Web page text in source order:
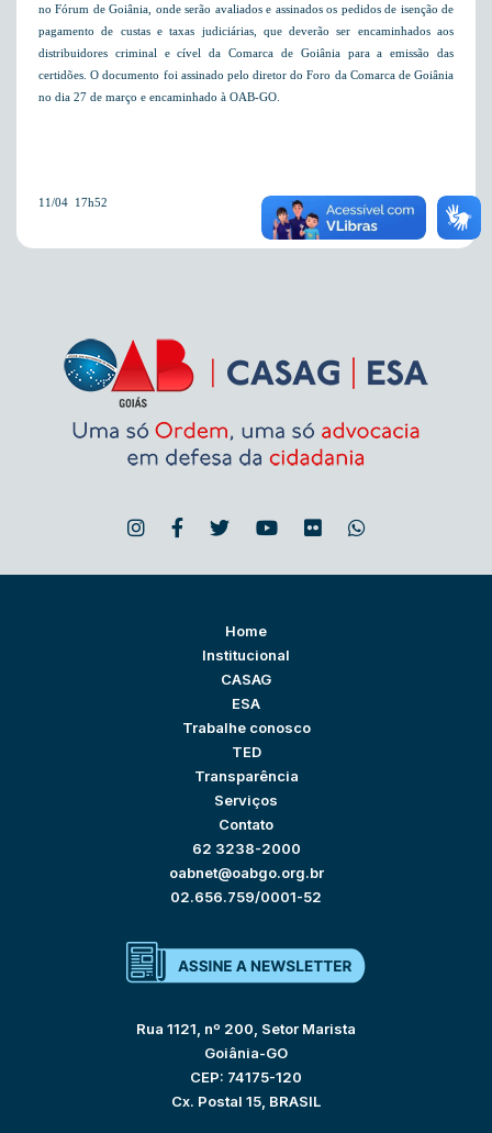
no Fórum de Goiânia, onde serão avaliados e assinados os pedidos de isenção de
pagamento de custas e taxas judiciárias, que deverão ser encaminhados aos
distribuidores criminal e cível da Comarca de Goiânia para a emissão das
certidões. O documento foi assinado pelo diretor do Foro da Comarca de Goiânia
no dia 27 de março e encaminhado à OAB-GO.
11/04  17h52
Home
Institucional
CASAG
ESA
Trabalhe conosco
TED
Transparência
Serviços
Contato
62 3238-2000
oabnet@oabgo.org.br
02.656.759/0001-52
Rua 1121, nº 200, Setor Marista
Goiânia-GO
CEP: 74175-120
Cx. Postal 15, BRASIL